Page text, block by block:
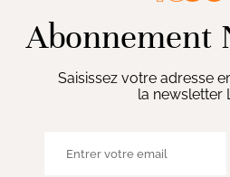
Abonnement
Saisissez votre adresse
la newsletter